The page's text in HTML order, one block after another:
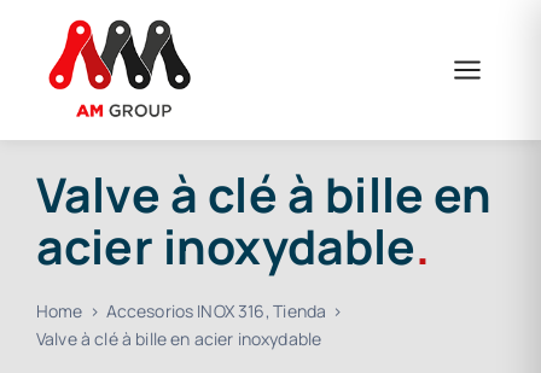
content
Valve à clé à bille en
acier inoxydable.
Home Accesorios INOX 316 Tienda
Valve à clé à bille en acier inoxydable